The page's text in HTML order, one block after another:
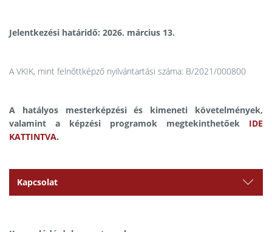
Jelentkezési határidő: 2026. március 13.
A VKIK, mint felnőttképző nyilvántartási száma: B/2021/000800
A hatályos mesterképzési és kimeneti követelmények,
valamint a képzési programok megtekinthetőek IDE
KATTINTVA.
Kapcsolat